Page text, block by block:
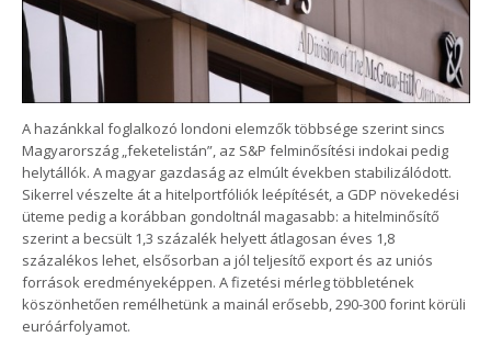
A hazánkkal foglalkozó londoni elemzők többsége szerint sincs
Magyarország „feketelistán”, az S&P felminősítési indokai pedig
helytállók. A magyar gazdaság az elmúlt években stabilizálódott.
Sikerrel vészelte át a hitelportfóliók leépítését, a GDP növekedési
üteme pedig a korábban gondoltnál magasabb: a hitelminősítő
szerint a becsült 1,3 százalék helyett átlagosan éves 1,8
százalékos lehet, elsősorban a jól teljesítő export és az uniós
források eredményeképpen. A fizetési mérleg többletének
köszönhetően remélhetünk a mainál erősebb, 290-300 forint körüli
euróárfolyamot.